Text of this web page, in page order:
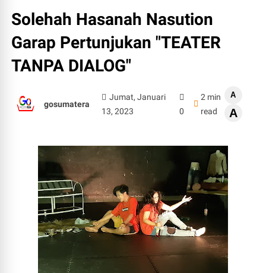
Solehah Hasanah Nasution
Garap Pertunjukan "TEATER
TANPA DIALOG"
gosumatera
Jumat, Januari
13, 2023
0
2 min
read
A
A